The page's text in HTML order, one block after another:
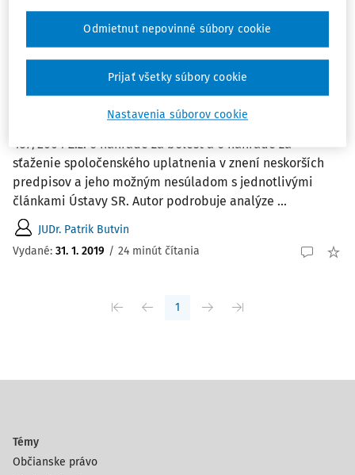
Ústavné limity § 9 ods. 7 zákona č.
437/2004 Z. z. o náhrade za bolesť a o
náhrade za sťaženie spoločenského
uplatnenia
Príspevok sa zaoberá aplikáciou § 9 ods. 7 zákona č.
437/2004 Z.z. o náhrade za bolesť a o náhrade za
sťaženie spoločenského uplatnenia v znení neskorších
predpisov a jeho možným nesúladom s jednotlivými
článkami Ústavy SR. Autor podrobuje analýze ...
JUDr. Patrik Butvin
Vydané: 31. 1. 2019 / 24 minút čítania
1
Témy
Občianske právo
Nastavenia súborov cookie
Odmietnut nepovinné súbory cookie
Prijať všetky súbory cookie